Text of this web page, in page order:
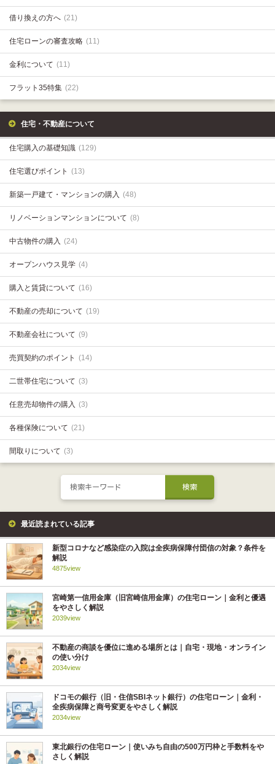
借り換えの方へ (21)
住宅ローンの審査攻略 (11)
金利について (11)
フラット35特集 (22)
住宅・不動産について
住宅購入の基礎知識 (129)
住宅選びポイント (13)
新築一戸建て・マンションの購入 (48)
リノベーションマンションについて (8)
中古物件の購入 (24)
オープンハウス見学 (4)
購入と賃貸について (16)
不動産の売却について (19)
不動産会社について (9)
売買契約のポイント (14)
二世帯住宅について (3)
任意売却物件の購入 (3)
各種保険について (21)
間取りについて (3)
最近読まれている記事
新型コロナなど感染症の入院は全疾病保障付団信の対象？条件を
解説
4875view
宮崎第一信用金庫（旧宮崎信用金庫）の住宅ローン｜金利と優遇
をやさしく解説
2039view
不動産の商談を優位に進める場所とは｜自宅・現地・オンライン
の使い分け
2034view
ドコモの銀行（旧・住信SBIネット銀行）の住宅ローン｜金利・
全疾病保障と商号変更をやさしく解説
2034view
東北銀行の住宅ローン｜使いみち自由の500万円枠と手数料をや
さしく解説